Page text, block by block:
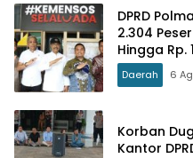
DPRD
2.304
Hingga Rp.
Daerah 6
Korban
Kantor